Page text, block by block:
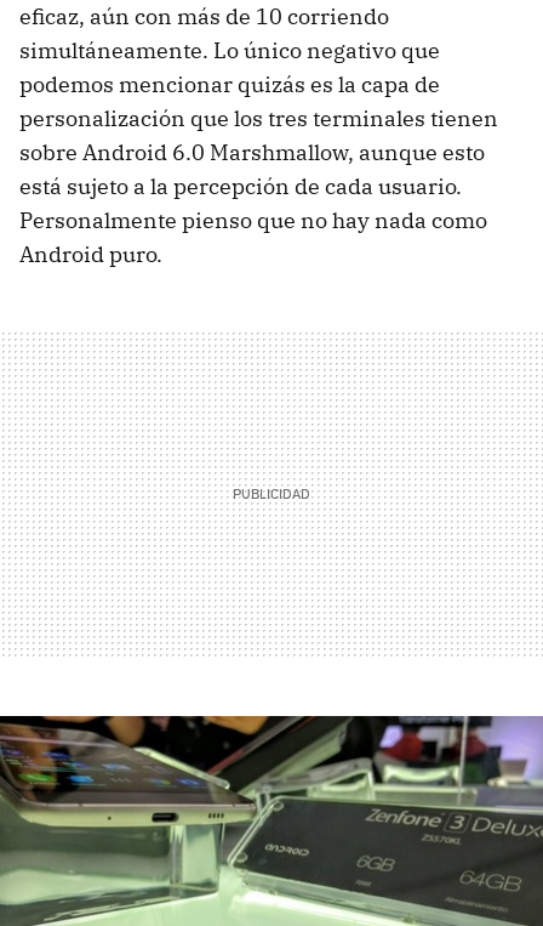
eficaz, aún con más de 10 corriendo
simultáneamente. Lo único negativo que
podemos mencionar quizás es la capa de
personalización que los tres terminales tienen
sobre Android 6.0 Marshmallow, aunque esto
está sujeto a la percepción de cada usuario.
Personalmente pienso que no hay nada como
Android puro.